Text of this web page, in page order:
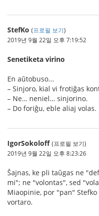
StefKo (프로필 보기)
2019년 9월 22일 오후 7:19:52
Senetiketa virino
En aŭtobuso...
– Sinjoro, kial vi frotiĝas
– Ne… neniel… sinjorino.
– Do foriĝu, eble aliaj volas.
IgorSokoloff (프로필 보기)
2019년 9월 22일 오후 8:23:26
Ŝajnas, ke pli taŭgas ne
mi"; ne "volontas", sed
Miaopinie, por "pan"
vortaro.